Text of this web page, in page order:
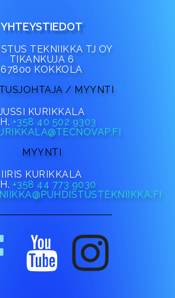
YHTEYSTIEDOT
TEKNIIKKA TJ OY
TIKANKUJA 6
67800 KOKKOLA
/ MYYNTI
KURIKKALA
+358 40 502 9303
MYYNTI
IIRIS KURIKKALA
+358 44 773 9030